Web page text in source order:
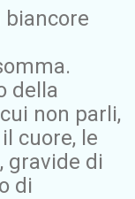
biancore
della
non parli,
cuore, le
gravide di
di